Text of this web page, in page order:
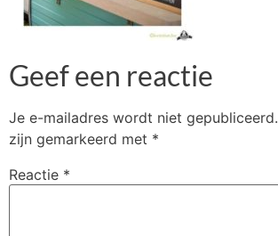
Geef een reactie
Je e-mailadres wordt niet gepubliceerd.
zijn gemarkeerd met *
Reactie *